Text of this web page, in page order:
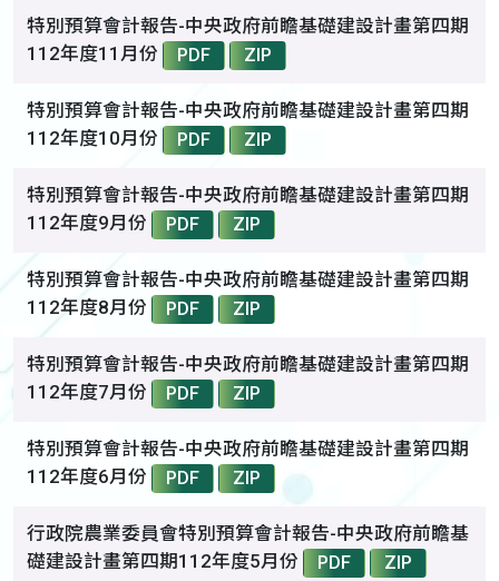
特別預算會計報告-中央政府前瞻基礎建設計畫第四期
112年度11月份
PDF ZIP
特別預算會計報告-中央政府前瞻基礎建設計畫第四期
112年度10月份
PDF ZIP
特別預算會計報告-中央政府前瞻基礎建設計畫第四期
112年度9月份
PDF ZIP
特別預算會計報告-中央政府前瞻基礎建設計畫第四期
112年度8月份
PDF ZIP
特別預算會計報告-中央政府前瞻基礎建設計畫第四期
112年度7月份
PDF ZIP
特別預算會計報告-中央政府前瞻基礎建設計畫第四期
112年度6月份
PDF ZIP
行政院農業委員會特別預算會計報告-中央政府前瞻基
礎建設計畫第四期112年度5月份
PDF ZIP